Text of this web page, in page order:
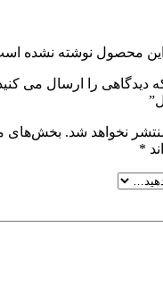
این محصول نوشته نشده
دیدگاهی را ارسال می
نخواهد شد. بخش‌های
*